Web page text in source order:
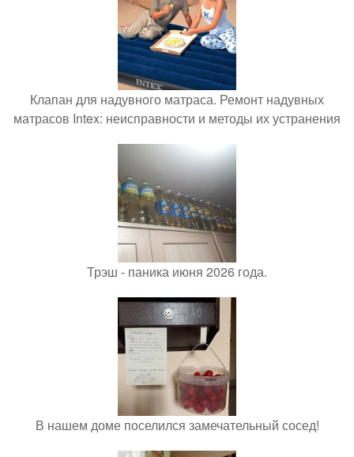
Клапан для надувного матраса. Ремонт надувных
матрасов Intex: неисправности и методы их устранения
Трэш - паника июня 2026 года.
В нашем доме поселился замечательный сосед!